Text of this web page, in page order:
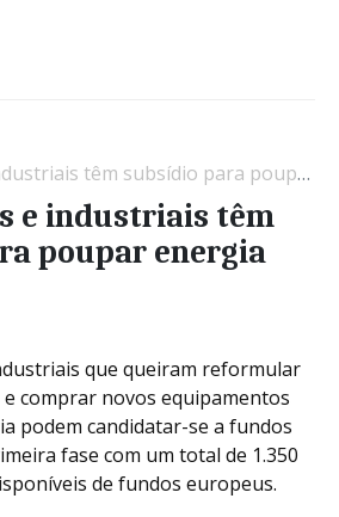
têm subsídio para poupar energia
e industriais têm
poupar energia
que queiram reformular
comprar novos equipamentos
podem candidatar-se a fundos
fase com um total de 1.350
de fundos europeus.